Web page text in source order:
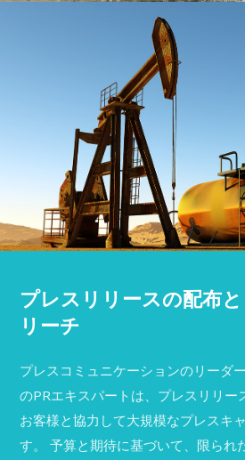
プレスリリースの配布
リーチ
プレスコミュニケーションのリーダ
のPRエキスパートは、プレスリリー
お客様と協力して大規模なプレスキ
す。 予算と期待に基づいて、限られ